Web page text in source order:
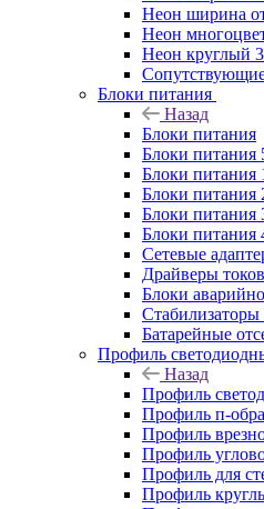
Неон ширина
Неон
Неон круглый
Блоки питания
Назад
Блоки питания
Блоки питания
Блоки питания
Блоки питания
Блоки питания
Блоки питания
Сетевые
Драйверы
Блоки
Батарейные
Профиль
Назад
Профиль
Профиль п-
Профиль
Профиль
Профиль для
Профиль